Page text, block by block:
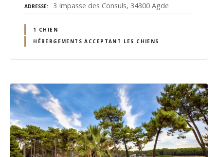
ADRESSE 3 Impasse des Consuls, 34300 Agde
1 CHIEN
HÉBERGEMENTS ACCEPTANT LES CHIENS